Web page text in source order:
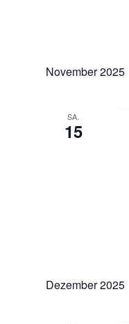
November 2025
SA.
15
Dezember 2025